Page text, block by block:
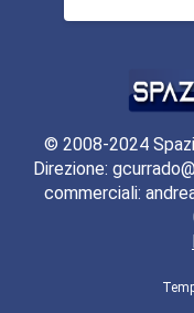
© 2008-2024
Direzione:
commerciali: